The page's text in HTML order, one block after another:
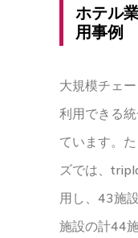
ホテル
用事例
大規模チェ
利用できる
ています。
ズでは、
用し、43施
施設の計44